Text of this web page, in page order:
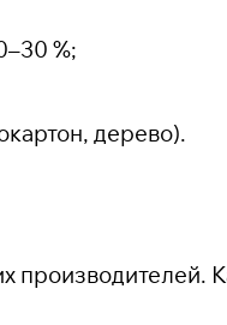
%;
дерево).
производителей.